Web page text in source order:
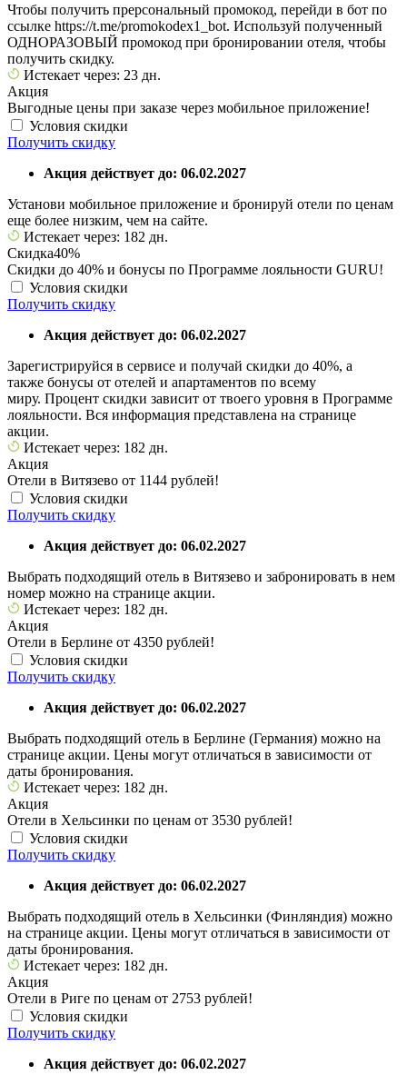
Чтобы получить прерсональный промокод, перейди в бот по
ссылке https://t.me/promokodex1_bot. Используй полученный
ОДНОРАЗОВЫЙ промокод при бронировании отеля, чтобы
получить скидку.
Истекает через: 23 дн.
Акция
Выгодные цены при заказе через мобильное приложение!
Условия скидки
Получить скидку
Акция действует до: 06.02.2027
Установи мобильное приложение и бронируй отели по ценам
еще более низким, чем на сайте.
Истекает через: 182 дн.
Скидка40%
Скидки до 40% и бонусы по Программе лояльности GURU!
Условия скидки
Получить скидку
Акция действует до: 06.02.2027
Зарегистрируйся в сервисе и получай скидки до 40%, а
также бонусы от отелей и апартаментов по всему
миру. Процент скидки зависит от твоего уровня в Программе
лояльности. Вся информация представлена на странице
акции.
Истекает через: 182 дн.
Акция
Отели в Витязево от 1144 рублей!
Условия скидки
Получить скидку
Акция действует до: 06.02.2027
Выбрать подходящий отель в Витязево и забронировать в нем
номер можно на странице акции.
Истекает через: 182 дн.
Акция
Отели в Берлине от 4350 рублей!
Условия скидки
Получить скидку
Акция действует до: 06.02.2027
Выбрать подходящий отель в Берлине (Германия) можно на
странице акции. Цены могут отличаться в зависимости от
даты бронирования.
Истекает через: 182 дн.
Акция
Отели в Хельсинки по ценам от 3530 рублей!
Условия скидки
Получить скидку
Акция действует до: 06.02.2027
Выбрать подходящий отель в Хельсинки (Финляндия) можно
на странице акции. Цены могут отличаться в зависимости от
даты бронирования.
Истекает через: 182 дн.
Акция
Отели в Риге по ценам от 2753 рублей!
Условия скидки
Получить скидку
Акция действует до: 06.02.2027